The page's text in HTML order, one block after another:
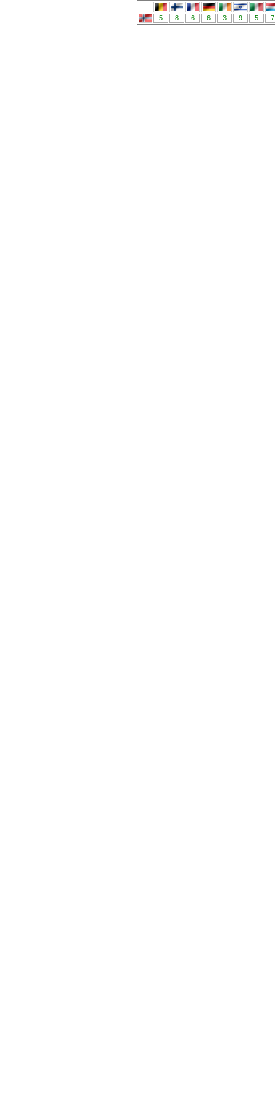
5 8 6 6 3 9 5 7